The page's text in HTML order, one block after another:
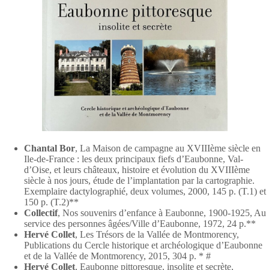
Chantal Bor, La Maison de campagne au XVIIIème siècle en
Ile-de-France : les deux principaux fiefs d’Eaubonne, Val-
d’Oise, et leurs châteaux, histoire et évolution du XVIIIème
siècle à nos jours, étude de l’implantation par la cartographie.
Exemplaire dactylographié, deux volumes, 2000, 145 p. (T.1) et
150 p. (T.2)**
Collectif, Nos souvenirs d’enfance à Eaubonne, 1900-1925, Au
service des personnes âgées/Ville d’Eaubonne, 1972, 24 p.**
Hervé Collet, Les Trésors de la Vallée de Montmorency,
Publications du Cercle historique et archéologique d’Eaubonne
et de la Vallée de Montmorency, 2015, 304 p. * #
Hervé Collet, Eaubonne pittoresque, insolite et secrète,